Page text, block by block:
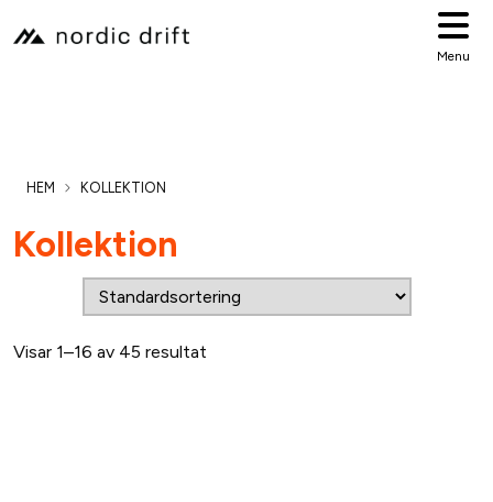
Menu
HEM KOLLEKTION
Kollektion
Visar 1–16 av 45 resultat